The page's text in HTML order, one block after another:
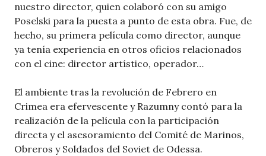
nuestro director, quien colaboró con su amigo
Poselski para la puesta a punto de esta obra. Fue, de
hecho, su primera película como director, aunque
ya tenía experiencia en otros oficios relacionados
con el cine: director artístico, operador…
El ambiente tras la revolución de Febrero en
Crimea era efervescente y Razumny contó para la
realización de la película con la participación
directa y el asesoramiento del Comité de Marinos,
Obreros y Soldados del Soviet de Odessa.